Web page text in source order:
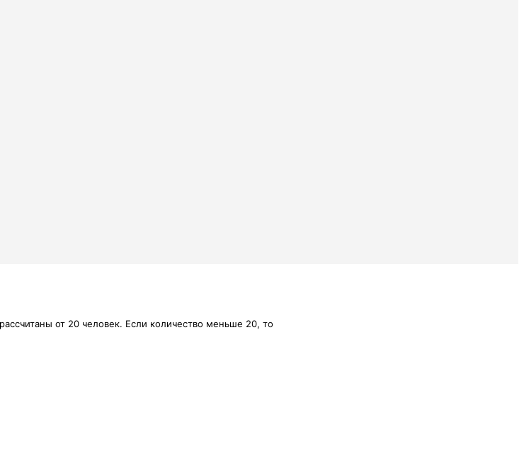
от 20 человек. Если количество меньше 20, то